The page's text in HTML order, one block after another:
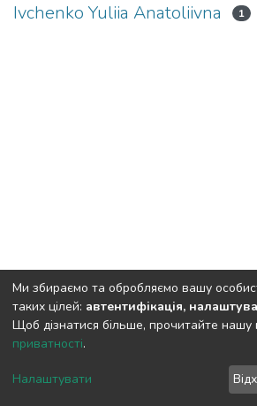
Ivchenko Yuliia Anatoliivna 1
DSpace software and SSPU named
copyright © 2002-2026
Privacy policy
Ми збираємо та обробляємо вашу
таких цілей: автентифікація,
Щоб дізнатися більше, прочитайте нашу
приватності.
Налаштувати